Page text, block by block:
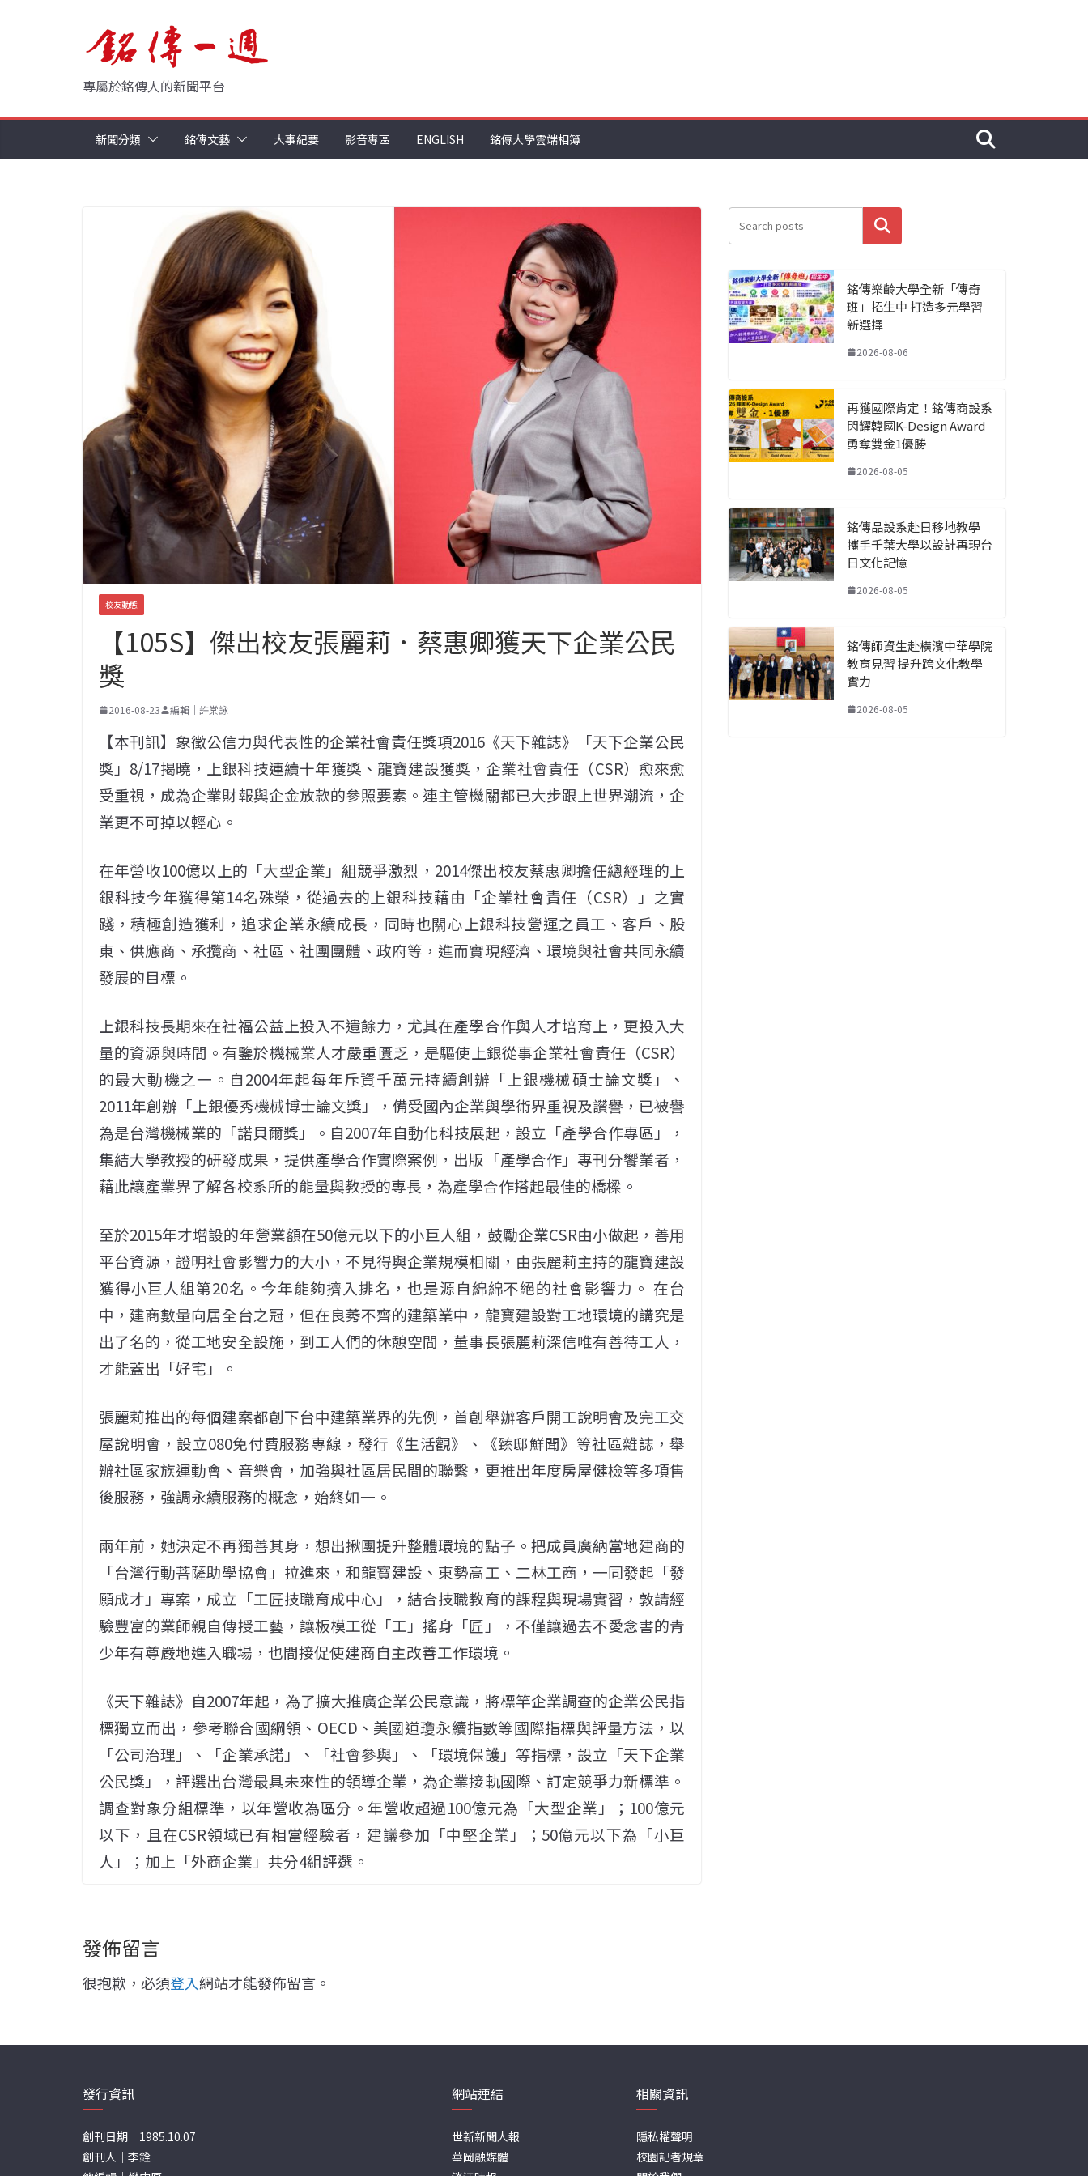
專屬於銘傳人的新聞平台
新聞分類 銘傳文藝 大事紀要 影音專區 ENGLISH 銘傳大學雲端相簿
校友動態
【105S】傑出校友張麗莉．蔡惠卿獲天下企業公民
獎
2016-08-23 編輯｜許棠詠
【本刊訊】象徵公信力與代表性的企業社會責任獎項2016《天下雜誌》「天下企業公民
獎」8/17揭曉，上銀科技連續十年獲獎、龍寶建設獲獎，企業社會責任（CSR）愈來愈
受重視，成為企業財報與企金放款的參照要素。連主管機關都已大步跟上世界潮流，企
業更不可掉以輕心。
在年營收100億以上的「大型企業」組競爭激烈，2014傑出校友蔡惠卿擔任總經理的上
銀科技今年獲得第14名殊榮，從過去的上銀科技藉由「企業社會責任（CSR）」之實
踐，積極創造獲利，追求企業永續成長，同時也關心上銀科技營運之員工、客戶、股
東、供應商、承攬商、社區、社團團體、政府等，進而實現經濟、環境與社會共同永續
發展的目標。
上銀科技長期來在社福公益上投入不遺餘力，尤其在產學合作與人才培育上，更投入大
量的資源與時間。有鑒於機械業人才嚴重匱乏，是驅使上銀從事企業社會責任（CSR）
的最大動機之一。自2004年起每年斥資千萬元持續創辦「上銀機械碩士論文獎」、
2011年創辦「上銀優秀機械博士論文獎」，備受國內企業與學術界重視及讚譽，已被譽
為是台灣機械業的「諾貝爾獎」。自2007年自動化科技展起，設立「產學合作專區」，
集結大學教授的研發成果，提供產學合作實際案例，出版「產學合作」專刊分饗業者，
藉此讓產業界了解各校系所的能量與教授的專長，為產學合作搭起最佳的橋樑。
至於2015年才增設的年營業額在50億元以下的小巨人組，鼓勵企業CSR由小做起，善用
平台資源，證明社會影響力的大小，不見得與企業規模相關，由張麗莉主持的龍寶建設
獲得小巨人組第20名。今年能夠擠入排名，也是源自綿綿不絕的社會影響力。 在台
中，建商數量向居全台之冠，但在良莠不齊的建築業中，龍寶建設對工地環境的講究是
出了名的，從工地安全設施，到工人們的休憩空間，董事長張麗莉深信唯有善待工人，
才能蓋出「好宅」。
張麗莉推出的每個建案都創下台中建築業界的先例，首創舉辦客戶開工說明會及完工交
屋說明會，設立080免付費服務專線，發行《生活觀》、《臻邸鮮聞》等社區雜誌，舉
辦社區家族運動會、音樂會，加強與社區居民間的聯繫，更推出年度房屋健檢等多項售
後服務，強調永續服務的概念，始終如一。
兩年前，她決定不再獨善其身，想出揪團提升整體環境的點子。把成員廣納當地建商的
「台灣行動菩薩助學協會」拉進來，和龍寶建設、東勢高工、二林工商，一同發起「發
願成才」專案，成立「工匠技職育成中心」，結合技職教育的課程與現場實習，敦請經
驗豐富的業師親自傳授工藝，讓板模工從「工」搖身「匠」，不僅讓過去不愛念書的青
少年有尊嚴地進入職場，也間接促使建商自主改善工作環境。
《天下雜誌》自2007年起，為了擴大推廣企業公民意識，將標竿企業調查的企業公民指
標獨立而出，參考聯合國綱領、OECD、美國道瓊永續指數等國際指標與評量方法，以
「公司治理」、「企業承諾」、「社會參與」、「環境保護」等指標，設立「天下企業
公民獎」，評選出台灣最具未來性的領導企業，為企業接軌國際、訂定競爭力新標準。
調查對象分組標準，以年營收為區分。年營收超過100億元為「大型企業」；100億元
以下，且在CSR領域已有相當經驗者，建議參加「中堅企業」；50億元以下為「小巨
人」；加上「外商企業」共分4組評選。
發佈留言
很抱歉，必須登入網站才能發佈留言。
搜尋
銘傳樂齡大學全新「傳奇
班」招生中 打造多元學習
新選擇
2026-08-06
再獲國際肯定！銘傳商設系
閃耀韓國K-Design Award
勇奪雙金1優勝
2026-08-05
銘傳品設系赴日移地教學
攜手千葉大學以設計再現台
日文化記憶
2026-08-05
銘傳師資生赴橫濱中華學院
教育見習 提升跨文化教學
實力
2026-08-05
發行資訊
創刊日期｜1985.10.07
創刊人｜李銓
網站連結
世新新聞人報
華岡融媒體
相關資訊
隱私權聲明
校園記者規章